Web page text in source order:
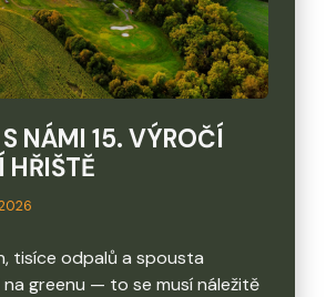
NÁMI 15. VÝROČÍ
HŘIŠTĚ
tisíce odpalů a spousta
greenu — to se musí náležitě